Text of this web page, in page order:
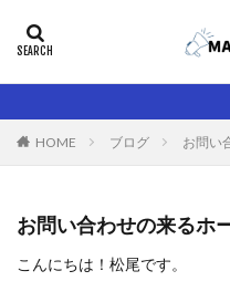
HOME ブログ お問い
お問い合わせの来るホ
こんにちは！松尾です。
ブログ 美容サロン